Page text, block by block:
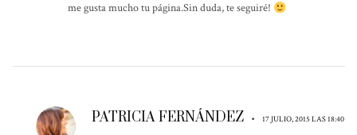
me gusta mucho tu página.Sin duda, te seguiré!
PATRICIA FERNÁNDEZ • 17 JULIO, 2015 LAS 18:40